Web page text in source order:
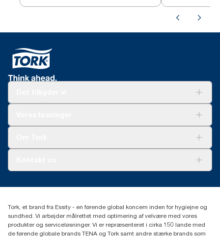
Smiley-rapport
(+45) 48 16 82 44
Professional Hygiene
Gydevang 33
DK-3450 Allerød
Tork, et brand fra Essity - en førende global koncern inden for hygiejne og
sundhed. Vi arbejder målrettet med optimering af velvære med vores
produkter og serviceløsninger. Vi er repræsenteret i cirka 150 lande med
de førende globale brands TENA og Tork samt andre stærke brands som